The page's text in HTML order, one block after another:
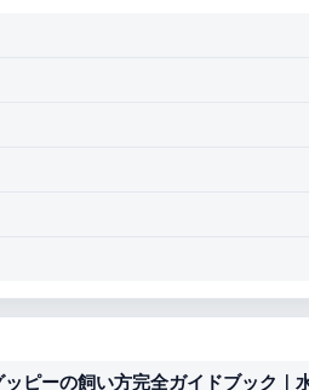
ピーの飼い方完全ガイドブック｜